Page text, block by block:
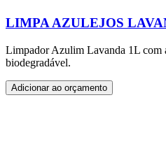
LIMPA AZULEJOS
Limpador Azulim Lavanda 1L com
biodegradável.
Adicionar ao orçamento